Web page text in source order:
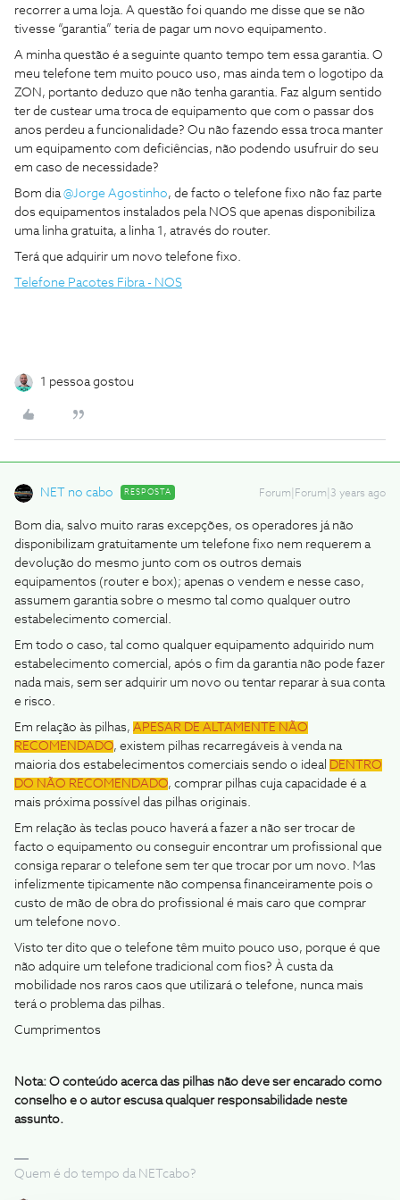
recorrer a uma loja. A questão foi quando me disse que se não
tivesse “garantia” teria de pagar um novo equipamento.
A minha questão é a seguinte quanto tempo tem essa garantia. O
meu telefone tem muito pouco uso, mas ainda tem o logotipo da
ZON, portanto deduzo que não tenha garantia. Faz algum sentido
ter de custear uma troca de equipamento que com o passar dos
anos perdeu a funcionalidade? Ou não fazendo essa troca manter
um equipamento com deficiências, não podendo usufruir do seu
em caso de necessidade?
Bom dia@Jorge Agostinho, de facto o telefone fixo não faz parte
dos equipamentos instalados pela NOS que apenas disponibiliza
uma linha gratuita, a linha 1, através do router.
Terá que adquirir um novo telefone fixo.
Telefone Pacotes Fibra - NOS
1 pessoa gostou
NET no cabo RESPOSTA Forum|Forum|3 years ago
Bom dia, salvo muito raras excepções, os operadores já não
disponibilizam gratuitamente um telefone fixo nem requerem a
devolução do mesmo junto com os outros demais
equipamentos (router e box); apenas o vendem e nesse caso,
assumem garantia sobre o mesmo tal como qualquer outro
estabelecimento comercial.
Em todo o caso, tal como qualquer equipamento adquirido num
estabelecimento comercial, após o fim da garantia não pode fazer
nada mais, sem ser adquirir um novo ou tentar reparar à sua conta
e risco.
Em relação às pilhas, APESAR DE ALTAMENTE NÃO
RECOMENDADO, existem pilhas recarregáveis à venda na
maioria dos estabelecimentos comerciais sendo o ideal DENTRO
DO NÃO RECOMENDADO, comprar pilhas cuja capacidade é a
mais próxima possível das pilhas originais.
Em relação às teclas pouco haverá a fazer a não ser trocar de
facto o equipamento ou conseguir encontrar um profissional que
consiga reparar o telefone sem ter que trocar por um novo. Mas
infelizmente tipicamente não compensa financeiramente pois o
custo de mão de obra do profissional é mais caro que comprar
um telefone novo.
Visto ter dito que o telefone têm muito pouco uso, porque é que
não adquire um telefone tradicional com fios? À custa da
mobilidade nos raros caos que utilizará o telefone, nunca mais
terá o problema das pilhas.
Cumprimentos
Nota: O conteúdo acerca das pilhas não deve ser encarado como
conselho e o autor escusa qualquer responsabilidade neste
assunto.
Quem é do tempo da NETcabo?